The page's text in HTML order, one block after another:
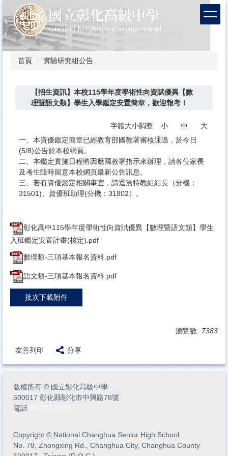
到
主
要
內
首頁 實驗研究組公告
【招生資訊】本校115學年度學術性向資賦優異【數
理暨語文類】學生入學鑑定安置簡章，歡迎報考！
字體大小調整 小 中
大
一、本資優鑑定簡章已經教育部國教署審核通過，於今日
(5/8)公告於本校網頁。
二、本鑑定實施日程將因應國教署指示來辦理，請各位家長
及考生隨時留意本校網頁最新公告訊息。
三、若有資優鑑定相關事宜，請逕洽特教組組長（分機：
31501)、資優班助理(分機：31802）。
彰化高中115學年度學術性向資賦優異【數理暨語文類】學生
入班鑑定安置計畫(核定).pdf
數理類-三項基本報名資料.pdf
語文類-三項基本報名資料.pdf
批次下載附件
瀏覽數: 7383
友善列印 分享
版權所有 © 國立彰化高級中學
500017 彰化縣彰化市中興路78號
電話
Copyright © National Changhua Senior High School
No. 78, Zhongxing Rd., Changhua City, Changhua County